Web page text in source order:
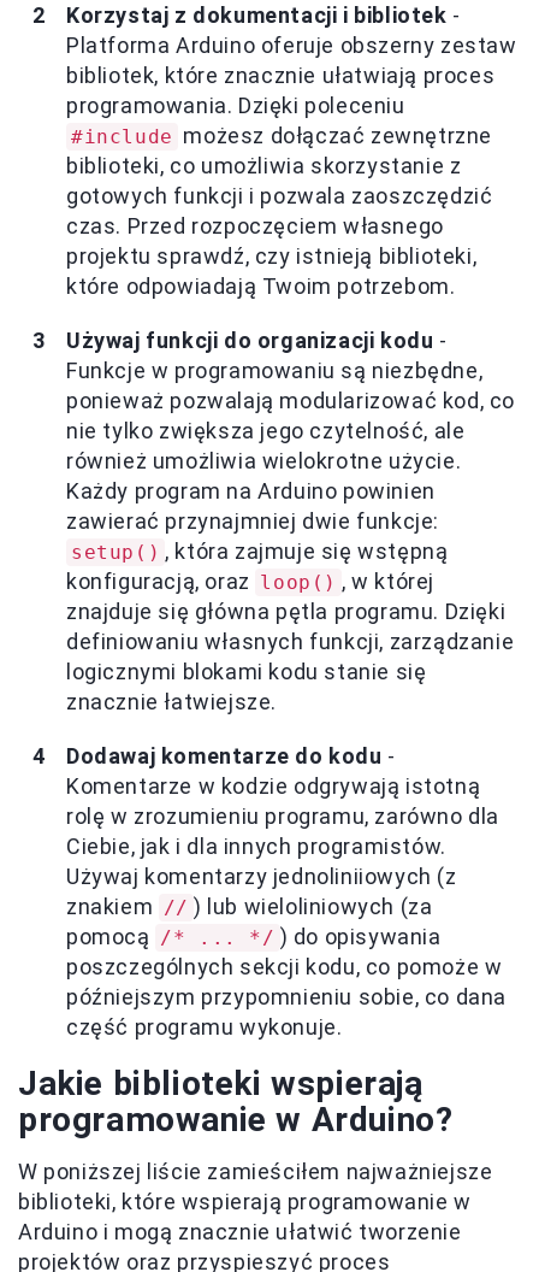
Korzystaj z dokumentacji i bibliotek -
Platforma Arduino oferuje obszerny zestaw
bibliotek, które znacznie ułatwiają proces
programowania. Dzięki poleceniu
#include możesz dołączać zewnętrzne
biblioteki, co umożliwia skorzystanie z
gotowych funkcji i pozwala zaoszczędzić
czas. Przed rozpoczęciem własnego
projektu sprawdź, czy istnieją biblioteki,
które odpowiadają Twoim potrzebom.
Używaj funkcji do organizacji kodu -
Funkcje w programowaniu są niezbędne,
ponieważ pozwalają modularizować kod, co
nie tylko zwiększa jego czytelność, ale
również umożliwia wielokrotne użycie.
Każdy program na Arduino powinien
zawierać przynajmniej dwie funkcje:
setup() , która zajmuje się wstępną
konfiguracją, oraz loop() , w której
znajduje się główna pętla programu. Dzięki
definiowaniu własnych funkcji, zarządzanie
logicznymi blokami kodu stanie się
znacznie łatwiejsze.
Dodawaj komentarze do kodu -
Komentarze w kodzie odgrywają istotną
rolę w zrozumieniu programu, zarówno dla
Ciebie, jak i dla innych programistów.
Używaj komentarzy jednoliniiowych (z
znakiem
// ) lub wieloliniowych (za
pomocą
/* ... */ ) do opisywania
poszczególnych sekcji kodu, co pomoże w
późniejszym przypomnieniu sobie, co dana
część programu wykonuje.
Jakie biblioteki wspierają
programowanie w Arduino?
W poniższej liście zamieściłem najważniejsze
biblioteki, które wspierają programowanie w
Arduino i mogą znacznie ułatwić tworzenie
projektów oraz przyspieszyć proces